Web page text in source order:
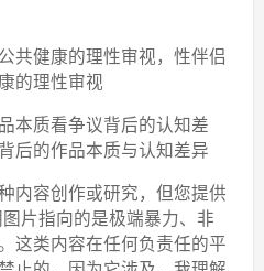
共健康的理性审视，性伴侣
的理性审视
本质看争议背后的认知差
后的作品本质与认知差异
内容创作或研究，但您提供
片指向的是极端暴力、非
这类内容在任何负责任的平